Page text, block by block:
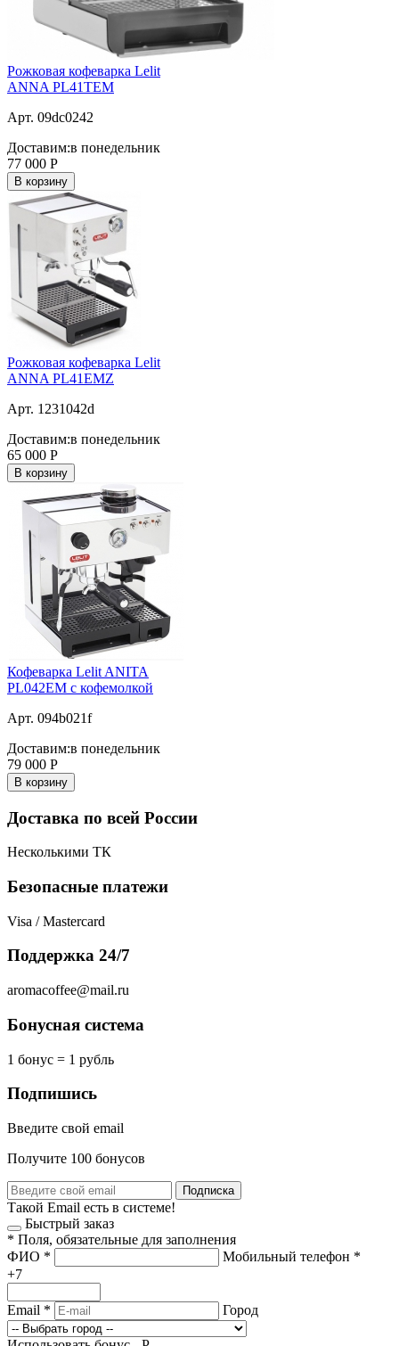
Рожковая кофеварка Lelit
ANNA PL41TEM
Арт. 09dc0242
Доставим:в понедельник
77 000 Р
В корзину
Рожковая кофеварка Lelit
ANNA PL41ЕМZ
Арт. 1231042d
Доставим:в понедельник
65 000 Р
В корзину
Кофеварка Lelit ANITA
PL042EM с кофемолкой
Арт. 094b021f
Доставим:в понедельник
79 000 Р
В корзину
Доставка по всей России
Несколькими ТК
Безопасные платежи
Visa / Mastercard
Поддержка 24/7
aromacoffee@mail.ru
Бонусная система
1 бонус = 1 рубль
Подпишись
Введите свой email
Получите 100 бонусов
Подписка
Такой Email есть в системе!
Быстрый заказ
* Поля, обязательные для заполнения
ФИО * Мобильный телефон *
+7
Email * Город